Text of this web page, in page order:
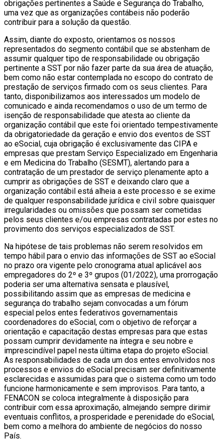
obrigações pertinentes a Saúde e Segurança do Trabalho,
uma vez que as organizações contábeis não poderão
contribuir para a solução da questão.
Assim, diante do exposto, orientamos os nossos
representados do segmento contábil que se abstenham de
assumir qualquer tipo de responsabilidade ou obrigação
pertinente a SST por não fazer parte da sua área de atuação,
bem como não estar contemplada no escopo do contrato de
prestação de serviços firmado com os seus clientes. Para
tanto, disponibilizamos aos interessados um modelo de
comunicado e ainda recomendamos o uso de um termo de
isenção de responsabilidade que atesta ao cliente da
organização contábil que este foi orientado tempestivamente
da obrigatoriedade da geração e envio dos eventos de SST
ao eSocial, cuja obrigação é exclusivamente das CIPA e
empresas que prestam Serviço Especializado em Engenharia
e em Medicina do Trabalho (SESMT), alertando para a
contratação de um prestador de serviço plenamente apto a
cumprir as obrigações de SST e deixando claro que a
organização contábil está alheia a este processo e se exime
de qualquer responsabilidade jurídica e civil sobre quaisquer
irregularidades ou omissões que possam ser cometidas
pelos seus clientes e/ou empresas contratadas por estes no
provimento dos serviços especializados de SST.
Na hipótese de tais problemas não serem resolvidos em
tempo hábil para o envio das informações de SST ao eSocial
no prazo ora vigente pelo cronograma atual aplicável aos
empregadores do 2º e 3º grupos (01/2022), uma prorrogação
poderia ser uma alternativa sensata e plausível,
possibilitando assim que as empresas de medicina e
segurança do trabalho sejam convocadas a um fórum
especial pelos entes federativos governamentais
coordenadores do eSocial, com o objetivo de reforçar a
orientação e capacitação destas empresas para que estas
possam cumprir devidamente na íntegra e seu nobre e
imprescindível papel nesta última etapa do projeto eSocial.
As responsabilidades de cada um dos entes envolvidos nos
processos e envios do eSocial precisam ser definitivamente
esclarecidas e assumidas para que o sistema como um todo
funcione harmonicamente e sem improvisos. Para tanto, a
FENACON se coloca integralmente à disposição para
contribuir com essa aproximação, almejando sempre dirimir
eventuais conflitos, a prosperidade e perenidade do eSocial,
bem como a melhora do ambiente de negócios do nosso
País.